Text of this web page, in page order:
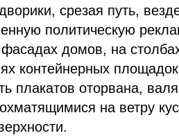
срезая путь,
политическую
домов, на
контейнерных
плакатов оторвана,
на ветру